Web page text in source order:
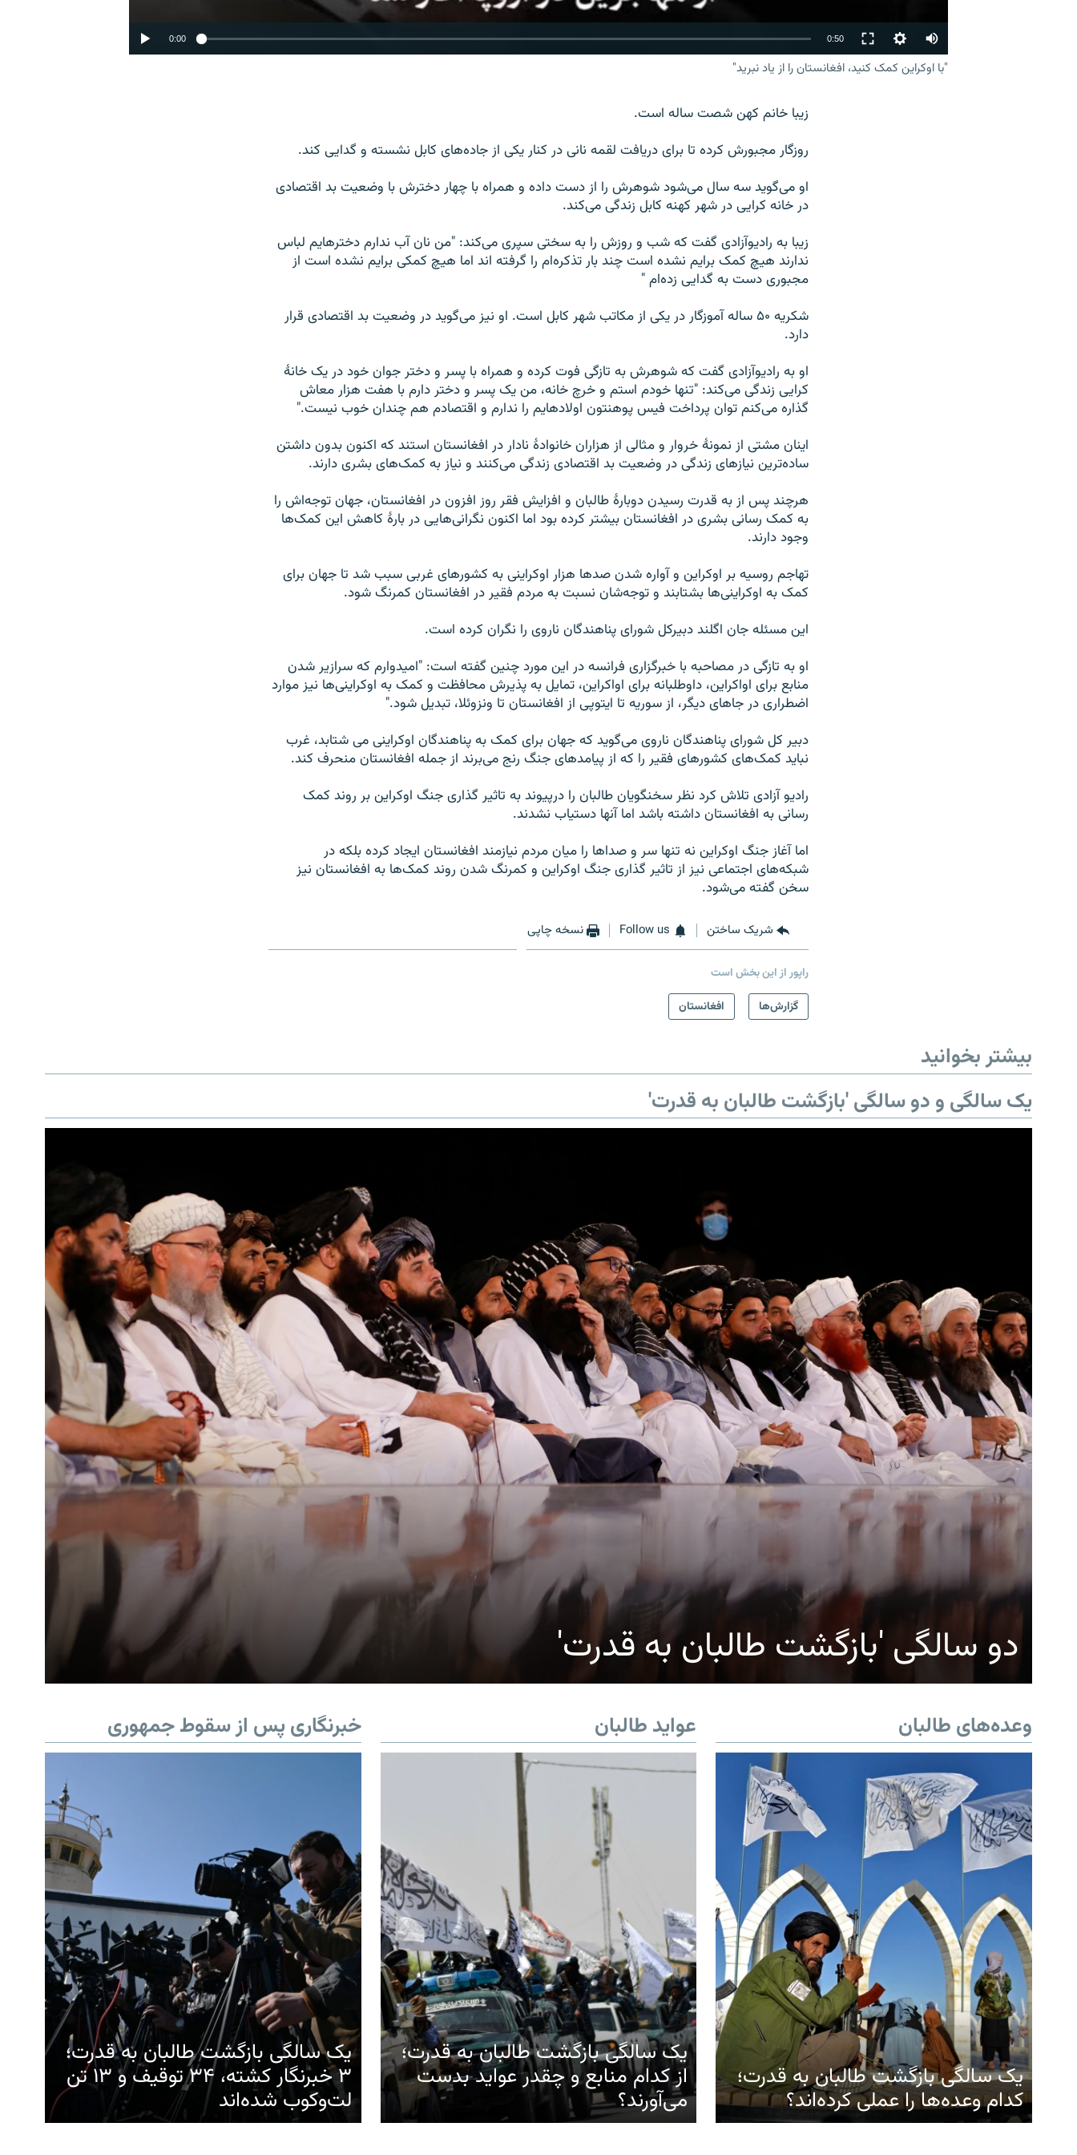
Auto
240p
360p
480p
0:00 0:50
240p
"با اوکراین کمک کنید، افغانستان را از یاد نبرید"
زیبا خانم کهن شصت ساله است.
روزگار مجبورش کرده تا برای دریافت لقمه نانی در کنار یکی از جاده‌های کابل نشسته و گدایی کند.
او می‌گوید سه سال می‌شود شوهرش را از دست داده و همراه با چهار دخترش با وضعیت بد اقتصادی
در خانه کرایی در شهر کهنه کابل زندگی می‌کند.
زیبا به رادیوآزادی گفت که شب و روزش را به سختی سپری می‌کند: "من نان آب ندارم دخترهایم لباس
ندارند هیچ کمک برایم نشده است چند بار تذکره‌ام را گرفته اند اما هیچ کمکی برایم نشده است از
مجبوری دست به گدایی زده‌ام "
شکریه ۵۰ ساله آموزگار در یکی از مکاتب شهر کابل است. او نیز می‌گوید در وضعیت بد اقتصادی قرار
دارد.
او به رادیوآزادی گفت که شوهرش به تازگی فوت کرده و همراه با پسر و دختر جوان خود در یک خانۀ
کرایی زندگی می‌کند: "تنها خودم استم و خرچ خانه، من یک پسر و دختر دارم با هفت هزار معاش
گذاره می‌کنم توان پرداخت فیس پوهنتون اولاد‌هایم را ندارم و اقتصادم هم چندان خوب نیست."
اینان مشتی از نمونۀ خروار و مثالی از هزاران خانوادۀ نادار در افغانستان استند که اکنون بدون داشتن
ساده‌ترین نیازهای زندگی در وضعیت بد اقتصادی زندگی می‌کنند و نیاز به کمک‌های بشری دارند.
هرچند پس از به قدرت رسیدن دوبارۀ طالبان و افزایش فقر روز افزون در افغانستان، جهان توجه‌اش را
به کمک رسانی بشری در افغانستان بیشتر کرده بود اما اکنون نگرانی‌هایی در بارۀ کاهش این کمک‌ها
وجود دارند.
تهاجم روسیه بر اوکراین و آواره شدن صدها هزار اوکراینی به کشورهای غربی سبب شد تا جهان برای
کمک به اوکراینی‌ها بشتابند و توجه‌شان نسبت به مردم فقیر در افغانستان کمرنگ شود.
این مسئله جان اگلند دبیرکل شورای پناهندگان ناروی را نگران کرده است.
او به تازگی در مصاحبه با خبرگزاری فرانسه در این مورد چنین گفته است: "امیدوارم که سرازیر شدن
منابع برای اواکراین، داوطلبانه برای اواکراین، تمایل به پذیرش محافظت و کمک به اوکراینی‌ها نیز موارد
اضطراری در جاهای دیگر، از سوریه تا ایتوپی از افغانستان تا ونزوئلا، تبدیل شود."
دبیر کل شورای پناهندگان ناروی می‌گوید که جهان برای کمک به پناهندگان اوکراینی می شتابد، غرب
نباید کمک‌های کشورهای فقیر را که از پیامدهای جنگ رنج می‌برند از جمله افغانستان منحرف کند.
رادیو آزادی تلاش کرد نظر سخنگویان طالبان را درپیوند به تاثیر گذاری جنگ اوکراین بر روند کمک
رسانی به افغانستان داشته باشد اما آنها دستیاب نشدند.
اما آغاز جنگ اوکراین نه تنها سر و صدا‌ها را میان مردم نیازمند افغانستان ایجاد کرده بلکه در
شبکه‌های اجتماعی نیز از تاثیر گذاری جنگ اوکراین و کمرنگ شدن روند کمک‌ها به افغانستان نیز
سخن گفته می‌شود.
شریک ساختن Follow us نسخه چاپی
راپور از این بخش است
گزارش‌ها
افغانستان
بیشتر بخوانید
یک سالگی و دو سالگی 'بازگشت طالبان به قدرت'
دو سالگی 'بازگشت طالبان به قدرت'
وعده‌های طالبان
یک سالگی بازگشت طالبان به قدرت؛
کدام وعده‌ها را عملی کرده‌اند؟
عواید طالبان
یک سالگی بازگشت طالبان به قدرت؛
از کدام منابع و چقدر عواید بدست
می‌آورند؟
خبرنگاری پس از سقوط جمهوری
یک سالگی بازگشت طالبان به قدرت؛
۳ خبرنگار کشته، ۳۴ توقیف و ۱۳ تن
لت‌وکوب شده‌اند